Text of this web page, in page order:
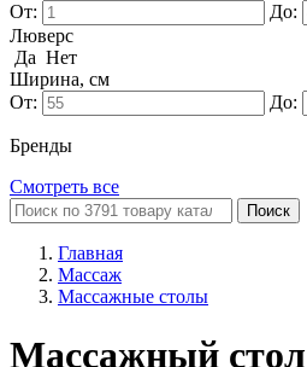
От:
До:
Люверс
Да Нет
Ширина, см
От:
До:
Бренды
Смотреть все
Поиск
Главная
Массаж
Массажные столы
Массажный стол